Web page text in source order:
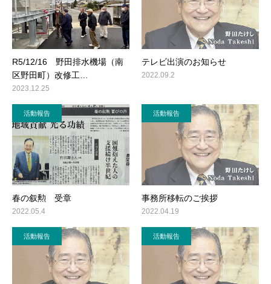
R5/12/16 野田排水機場（南
区野田町）改修工…
2023.12.25
テレビ出演のお知らせ
2022.09.2
活動報告
春の叙勲 受章
2022.05.4
活動報告
事務所移転のご挨拶
2022.04.19
活動報告 活動報告